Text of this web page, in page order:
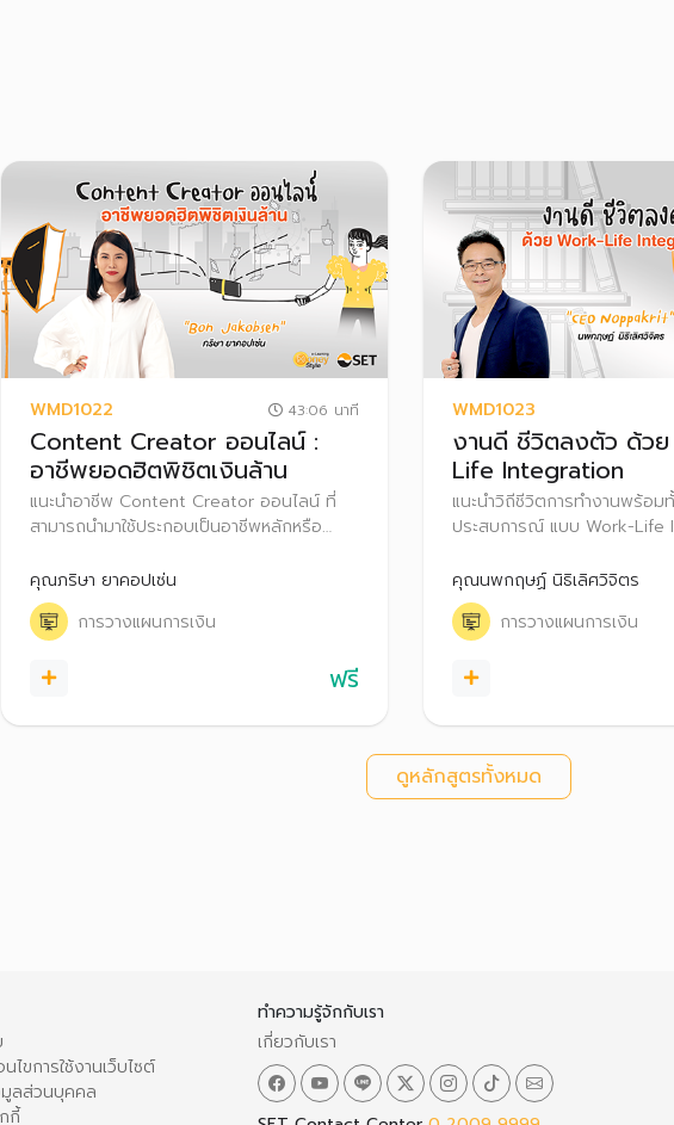
WMD1022 43:06 นาที
Content Creator ออนไลน์ :
อาชีพยอดฮิตพิชิตเงินล้าน
แนะนำอาชีพ Content Creator ออนไลน์ ที่
สามารถนำมาใช้ประกอบเป็นอาชีพหลักหรือ
Content และการสร้างรายได้ทางออนไลน์ผ่าน
แพลตฟอร์มโซเชียลมีเดียต่างๆ รวมถึงแนะนำ
เคล็ดลับการวางแผนการเงินสำหรับ Content
คุณภริษา ยาคอปเซ่น
การวางแผนการเงิน
ฟรี
WMD1023
งานดี ชีวิตลงตัว ด้ว
Life Integration
แนะนำวิถีชีวิตการทำงานพร้อม
ประสบการณ์ แบบ Work-Life
ลูกค้า พร้อมทั้งสอดแทรกเรื่อง
วางแผนบริหารการเงิน โดยน
Life Integration มาใช้ บริหาร
คุณนพกฤษฏ์ นิธิเลิศวิจิตร
การวางแผนการเงิน
ดูหลักสูตรทั้งหมด
ไขการใช้งานเว็บไซต์
ลส่วนบุคคล
กี้
ทำความรู้จักกับเรา
เกี่ยวกับเรา